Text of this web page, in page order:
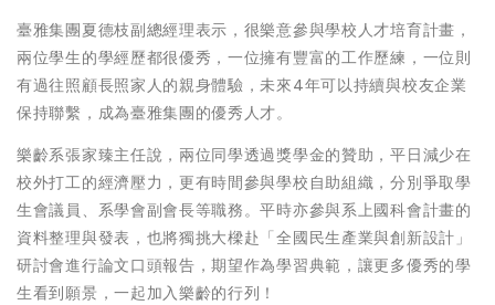
臺雅集團夏德枝副總經理表示，很樂意參與學校人才培育計畫，
兩位學生的學經歷都很優秀，一位擁有豐富的工作歷練，一位則
有過往照顧長照家人的親身體驗，未來4年可以持續與校友企業
保持聯繫，成為臺雅集團的優秀人才。
樂齡系張家臻主任說，兩位同學透過獎學金的贊助，平日減少在
校外打工的經濟壓力，更有時間參與學校自助組織，分別爭取學
生會議員、系學會副會長等職務。平時亦參與系上國科會計畫的
資料整理與發表，也將獨挑大樑赴「全國民生產業與創新設計」
研討會進行論文口頭報告，期望作為學習典範，讓更多優秀的學
生看到願景，一起加入樂齡的行列！